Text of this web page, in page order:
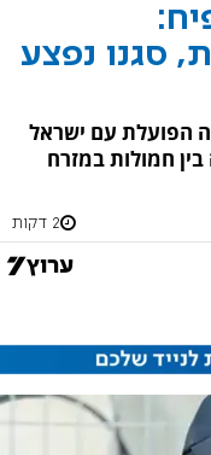
סגנו נפצע
הפועלת עם ישראל
חמולות במזרח
2 דקות